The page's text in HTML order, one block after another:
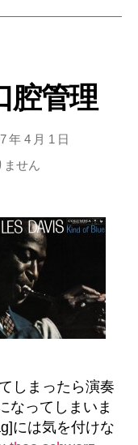
療
は
同
に
め
れ
る？”
腔管理
年 4 月 1 日
ません
しまったら演奏
なってしまいま
には気を付けな